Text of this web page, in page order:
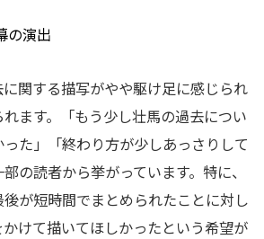
の演出
関する描写がやや駆け足に感じられ
ます。「もう少し壮馬の過去につい
た」「終わり方が少しあっさりして
の読者から挙がっています。特に、
が短時間でまとめられたことに対し
けて描いてほしかったという希望が